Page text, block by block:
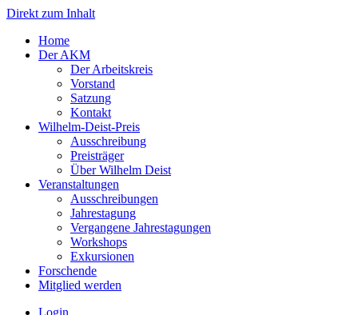
Direkt zum Inhalt
Home
Der AKM
Der Arbeitskreis
Vorstand
Satzung
Kontakt
Wilhelm-Deist-Preis
Ausschreibung
Preisträger
Über Wilhelm Deist
Veranstaltungen
Ausschreibungen
Jahrestagung
Vergangene Jahrestagungen
Workshops
Exkursionen
Forschende
Mitglied werden
Login